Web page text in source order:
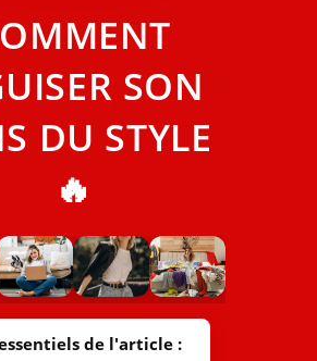
SON
DU STYLE
🔥
de l'article :